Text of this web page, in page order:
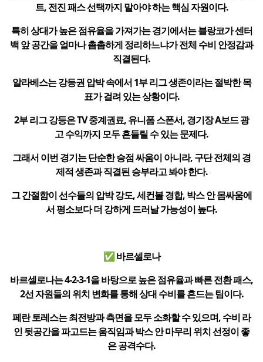
트, 전진 패스 선택까지 맡아야 하는 핵심 자원이다.
특히 상대가 높은 점유율을 가져가는 경기에서는 블랑코가 센터
백 앞 공간을 얼마나 촘촘하게 정리하느냐가 전체 수비 안정감과
직결된다.
알라베스는 강등권 압박 속에서 1부 리그 생존이라는 절박한 목
표가 걸려 있는 상황이다.
2부 리그 강등은 TV 중계권료, 유니폼 스폰서, 경기장 A보드 광
고 수익까지 모두 흔들릴 수 있는 문제다.
그래서 이번 경기는 단순한 승점 싸움이 아니라, 구단 전체의 경
제적 생존과 직결된 승부라고 봐야 한다.
그 간절함이 선수들의 압박 강도, 세컨볼 경합, 박스 안 몸싸움에
서 평소보다 더 강하게 드러날 가능성이 높다.
✅ 바르셀로나
바르셀로나는 4-2-3-1을 바탕으로 높은 점유율과 빠른 전환 패스,
2선 자원들의 위치 변화를 통해 상대 수비를 흔드는 팀이다.
페란 토레스는 최전방과 측면을 모두 소화할 수 있으며, 수비 라
인 뒷공간을 파고드는 움직임과 박스 안 마무리 위치 선정이 좋
은 공격수다.